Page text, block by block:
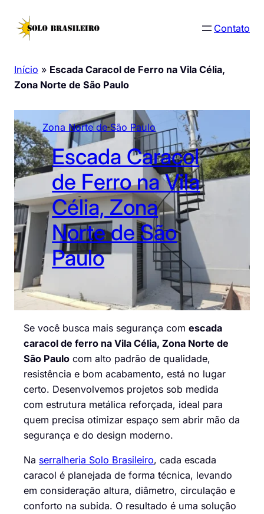
para
Contato
Início » Escada Caracol de Ferro na Vila Célia,
Zona Norte de São Paulo
Zona Norte de São Paulo
Escada Caracol
de Ferro na Vila
Célia, Zona
Norte de São
Paulo
Se você busca mais segurança com escada
caracol de ferro na Vila Célia, Zona Norte de
São Paulo com alto padrão de qualidade,
resistência e bom acabamento, está no lugar
certo. Desenvolvemos projetos sob medida
com estrutura metálica reforçada, ideal para
quem precisa otimizar espaço sem abrir mão da
segurança e do design moderno.
Na serralheria Solo Brasileiro, cada escada
caracol é planejada de forma técnica, levando
em consideração altura, diâmetro, circulação e
conforto na subida. O resultado é uma solução